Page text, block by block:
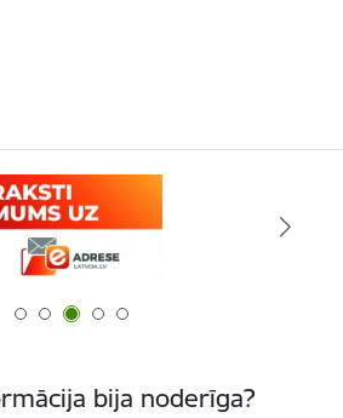
bija noderīga?